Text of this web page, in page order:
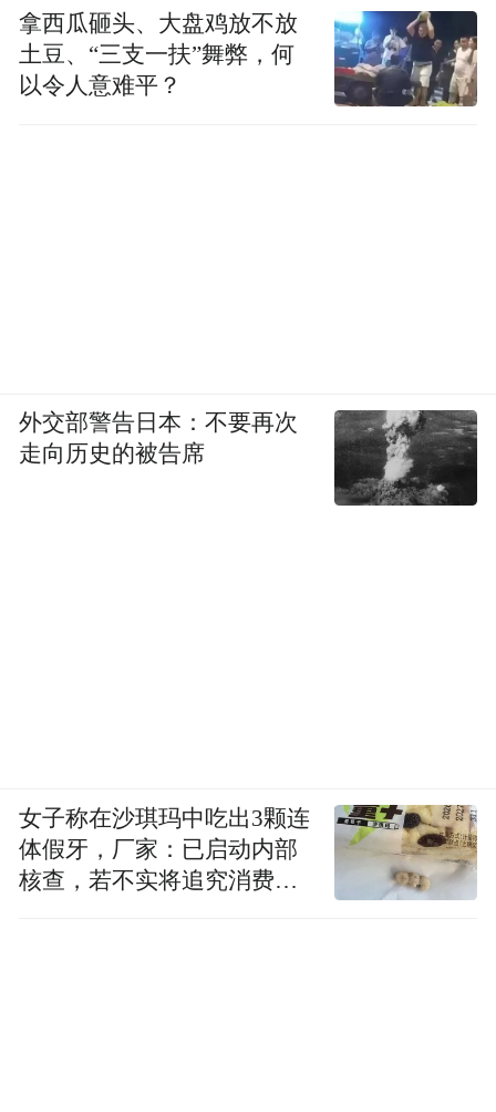
拿西瓜砸头、大盘鸡放不放
土豆、“三支一扶”舞弊，何
以令人意难平？
外交部警告日本：不要再次
走向历史的被告席
女子称在沙琪玛中吃出3颗连
体假牙，厂家：已启动内部
核查，若不实将追究消费者